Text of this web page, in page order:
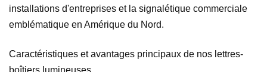
installations d'entreprises et la signalétique commerciale
emblématique en Amérique du Nord.
Caractéristiques et avantages principaux de nos lettres-
boîtiers lumineuses